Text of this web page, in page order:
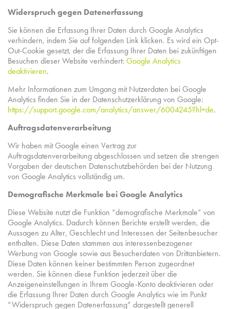
Widerspruch gegen Datenerfassung
Sie können die Erfassung Ihrer Daten durch Google Analytics
verhindern, indem Sie auf folgenden Link klicken. Es wird ein Opt-
Out-Cookie gesetzt, der die Erfassung Ihrer Daten bei zukünftigen
Besuchen dieser Website verhindert: Google Analytics
deaktivieren.
Mehr Informationen zum Umgang mit Nutzerdaten bei Google
Analytics finden Sie in der Datenschutzerklärung von Google:
https://support.google.com/analytics/answer/6004245?hl=de.
Auftragsdatenverarbeitung
Wir haben mit Google einen Vertrag zur
Auftragsdatenverarbeitung abgeschlossen und setzen die strengen
Vorgaben der deutschen Datenschutzbehörden bei der Nutzung
von Google Analytics vollständig um.
Demografische Merkmale bei Google Analytics
Diese Website nutzt die Funktion “demografische Merkmale” von
Google Analytics. Dadurch können Berichte erstellt werden, die
Aussagen zu Alter, Geschlecht und Interessen der Seitenbesucher
enthalten. Diese Daten stammen aus interessenbezogener
Werbung von Google sowie aus Besucherdaten von Drittanbietern.
Diese Daten können keiner bestimmten Person zugeordnet
werden. Sie können diese Funktion jederzeit über die
Anzeigeneinstellungen in Ihrem Google-Konto deaktivieren oder
die Erfassung Ihrer Daten durch Google Analytics wie im Punkt
“Widerspruch gegen Datenerfassung” dargestellt generell